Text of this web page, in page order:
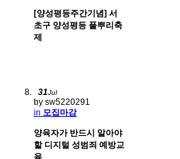
[양성평등주간기념] 서
초구 양성평등 풀뿌리축
제
31Jul
by sw5220291
in 모집마감
양육자가 반드시 알아야
할 디지털 성범죄 예방교
육